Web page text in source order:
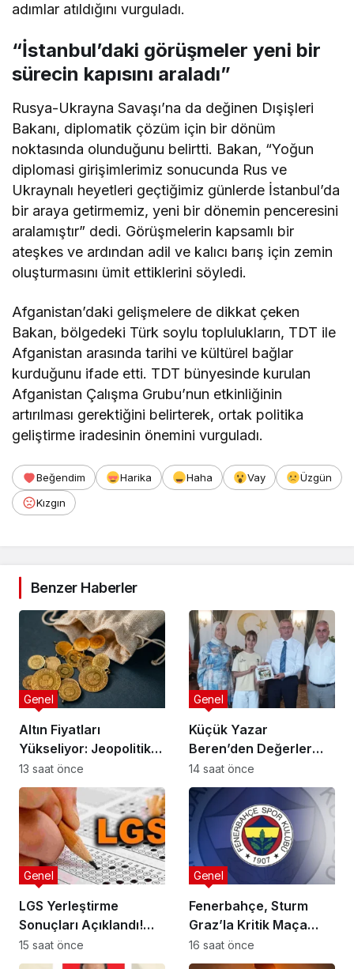
adımlar atıldığını vurguladı.
“İstanbul’daki görüşmeler yeni bir
sürecin kapısını araladı”
Rusya-Ukrayna Savaşı’na da değinen Dışişleri
Bakanı, diplomatik çözüm için bir dönüm
noktasında olunduğunu belirtti. Bakan, “Yoğun
diplomasi girişimlerimiz sonucunda Rus ve
Ukraynalı heyetleri geçtiğimiz günlerde İstanbul’da
bir araya getirmemiz, yeni bir dönemin penceresini
aralamıştır” dedi. Görüşmelerin kapsamlı bir
ateşkes ve ardından adil ve kalıcı barış için zemin
oluşturmasını ümit ettiklerini söyledi.
Afganistan’daki gelişmelere de dikkat çeken
Bakan, bölgedeki Türk soylu toplulukların, TDT ile
Afganistan arasında tarihi ve kültürel bağlar
kurduğunu ifade etti. TDT bünyesinde kurulan
Afganistan Çalışma Grubu’nun etkinliğinin
artırılması gerektiğini belirterek, ortak politika
geliştirme iradesinin önemini vurguladı.
Beğendim Harika Haha Vay
Üzgün
Kızgın
Benzer Haberler
Altın Fiyatları
Yükseliyor: Jeopolitik
Beklentilerin Etkisi
Genel
13 saat önce
Küçük Yazar
Beren’den Değerler
Eğitimi Kitabı
Genel
14 saat önce
LGS Yerleştirme
Sonuçları Açıklandı!
İşte Detaylar
Genel
15 saat önce
Fenerbahçe, Sturm
Graz’la Kritik Maça
Çıkıyor!
Genel
16 saat önce